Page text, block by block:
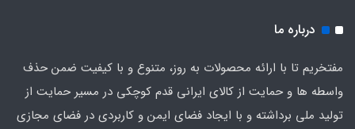
درباره ما
مفتخریم تا با ارائه محصولات به روز، متنوع و با کیفیت ضمن حذف
واسطه ها و حمایت از کالای ایرانی قدم کوچکی در مسیر حمایت از
تولید ملی برداشته و با ایجاد فضای ایمن و کاربردی در فضای مجازی